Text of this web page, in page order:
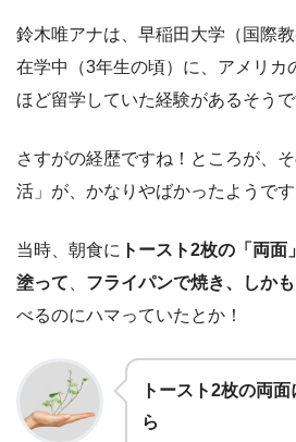
鈴木唯アナは、早稲田大学（国際
在学中（3年生の頃）に、アメリカ
ほど留学していた経験があるそうで
さすがの経歴ですね！ところが、
活」が、かなりやばかったようです
当時、朝食に トースト2枚の「両
塗って
フライパンで焼き、しか
べるのにハマっていたとか！
トースト2枚の両
ら